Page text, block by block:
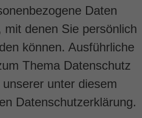
Daten
mit denen Sie persönlich
können. Ausführliche
Thema Datenschutz
unter diesem
Datenschutzerklärung.